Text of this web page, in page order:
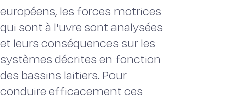
européens, les forces motrices
qui sont à l'uvre sont analysées
et leurs conséquences sur les
systèmes décrites en fonction
des bassins laitiers. Pour
conduire efficacement ces